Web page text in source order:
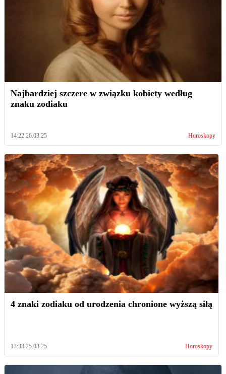
Najbardziej szczere w związku kobiety według
znaku zodiaku
14:22 26.03.25 Horoskopy
4 znaki zodiaku od urodzenia chronione wyższą siłą
13:33 25.03.25 Horoskopy